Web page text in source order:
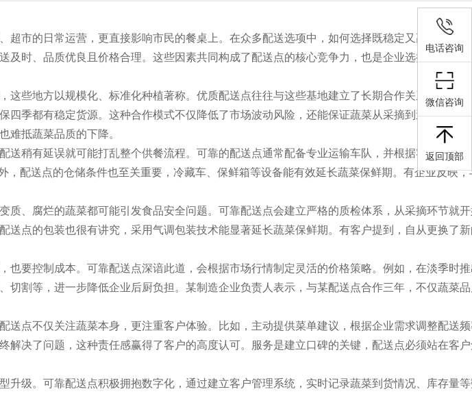
市的日常运营，更直接影响市民的餐桌上。在众多配送选项中，如何选择既稳定又高效的配
时、品质优良且价格合理。这些因素共同构成了配送点的核心竞争力，也是企业选择合作伙
些地方以规模化、标准化种植著称。优质配送点往往与这些基地建立了长期合作关系，通过
季都有稳定货源。这种合作模式不仅降低了市场波动风险，还能保证蔬菜从采摘到送达的时
难抵蔬菜品质的下降。
稍有延误就可能打乱整个供餐流程。可靠的配送点通常配备专业运输车队，并根据客户需求
配送点的仓储条件也至关重要，冷藏车、保鲜箱等设备能有效延长蔬菜保鲜期。有企业反映，
、腐烂的蔬菜都可能引发食品安全问题。可靠配送点会建立严格的质检体系，从采摘环节就
点的包装也很有讲究，采用气调包装技术能显著延长蔬菜保鲜期。有客户提到，自从更换了
要控制成本。可靠配送点深谙此道，会根据市场行情制定灵活的价格策略。例如，在淡季时
割等，进一步降低企业后厨负担。某制造企业负责人表示，与某配送点合作三年，不仅蔬菜
点不仅关注蔬菜本身，更注重客户体验。比如，主动提供菜单建议，根据企业需求调整配送
决了问题，这种责任感赢得了客户的高度认可。服务是建立口碑的关键，配送点必须站在客
级。可靠配送点积极拥抱数字化，通过建立客户管理系统，实时记录蔬菜到货情况、库存量
电话咨询
微信咨询
返回顶部